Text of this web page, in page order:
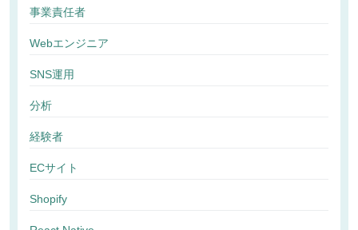
事業責任者
Webエンジニア
SNS運用
分析
経験者
ECサイト
Shopify